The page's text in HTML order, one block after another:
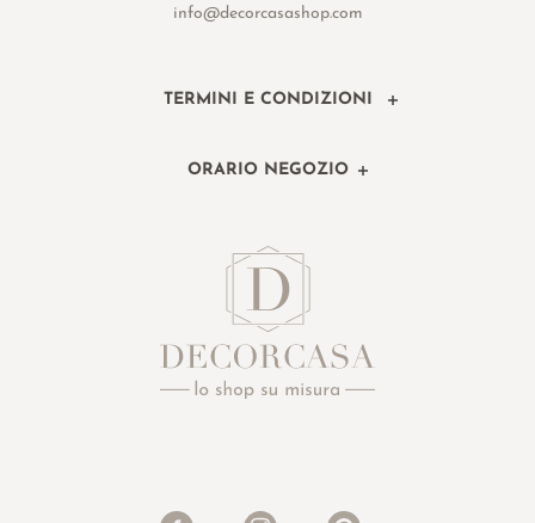
info@decorcasashop.com
TERMINI E CONDIZIONI
ORARIO NEGOZIO